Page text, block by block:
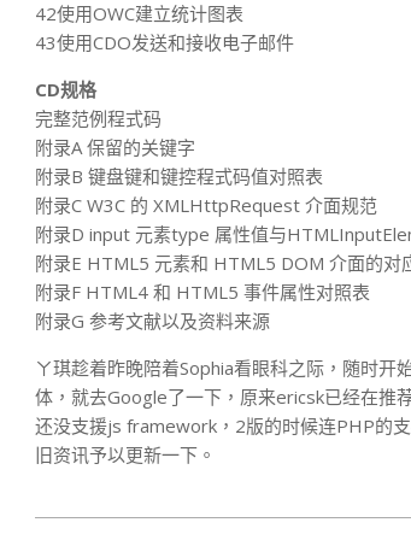
42使用OWC建立统计图表
43使用CDO发送和接收电子邮件
CD规格
完整范例程式码
附录A 保留的关键字
附录B 键盘键和键控程式码值对照表
附录C W3C 的 XMLHttpRequest 介面规范
附录D input 元素type 属性值与
附录E HTML5 元素和 HTML5 DOM 介面的对
附录F HTML4 和 HTML5 事件属性对照表
附录G 参考文献以及资料来源
ㄚ琪趁着昨晚陪着Sophia看眼科之际，随时
体，就去Google了一下，原来ericsk已经在推
还没支援js framework，2版的时候连PHP的
旧资讯予以更新一下。